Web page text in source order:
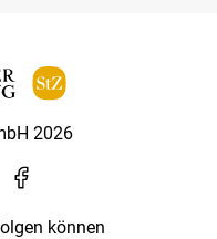
2026
können